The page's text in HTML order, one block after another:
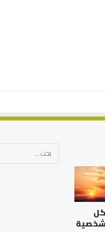
الرصيد
التربوي
والطفولة
المبكرة
..
كيف
شخصية